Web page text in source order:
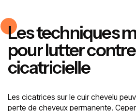
Les techniques
pour lutter contre
cicatricielle
Les cicatrices sur le cuir chevelu
perte de cheveux permanente.